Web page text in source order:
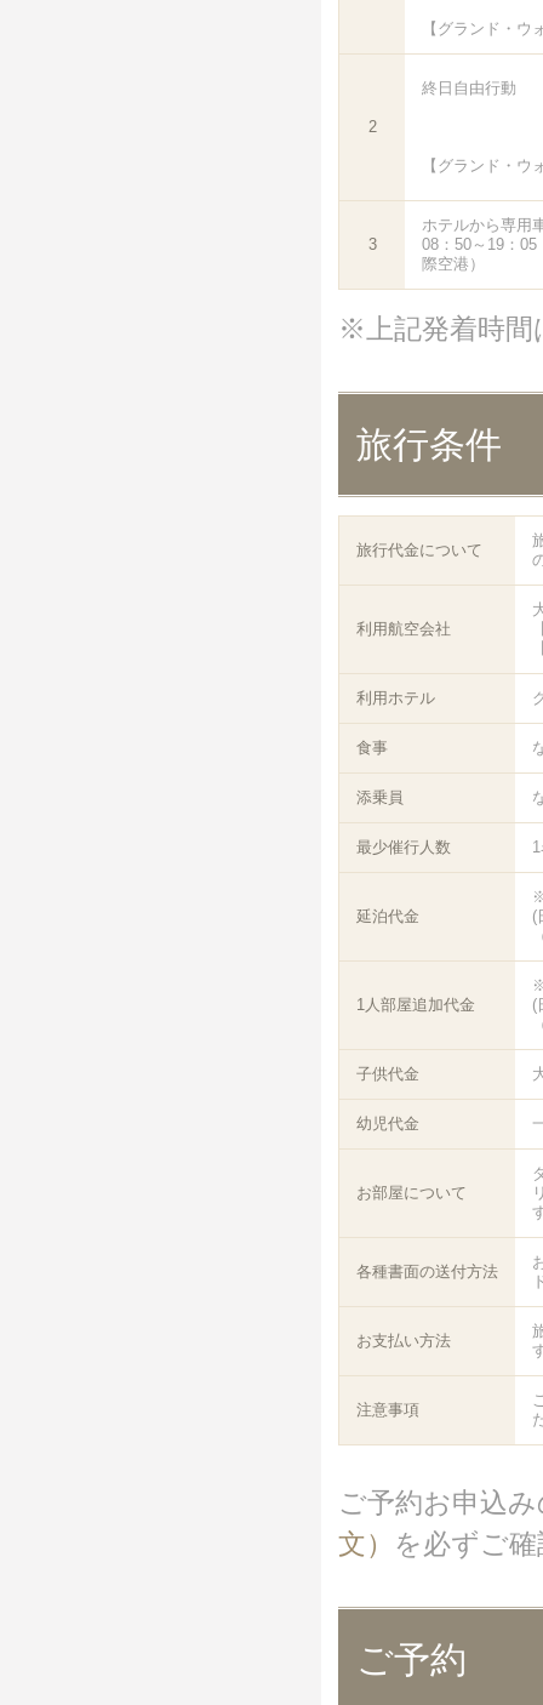
【グランド・ウ
2
終日自由行動
【グランド・ウ
3
ホテルから専用
08：50～19：
際空港）
※上記発着時間
旅行条件
旅行代金について
利用航空会社
利用ホテル
食事
添乗員
最少催行人数
延泊代金
(
1人部屋追加代金
(
子供代金
幼児代金
お部屋について
各種書面の送付方法
お支払い方法
注意事項
ご予約お申込
文）
を必ずご
ご予約